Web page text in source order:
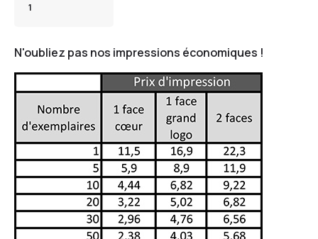
N'oubliez pas nos impressions économiques !